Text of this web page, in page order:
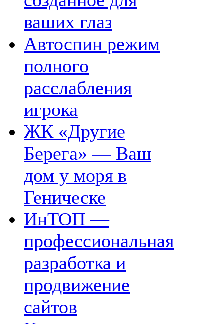
ваших глаз
Автоспин режим
полного
расслабления
игрока
ЖК «Другие
Берега» — Ваш
дом у моря в
Геническе
ИнТОП —
профессиональная
разработка и
продвижение
сайтов